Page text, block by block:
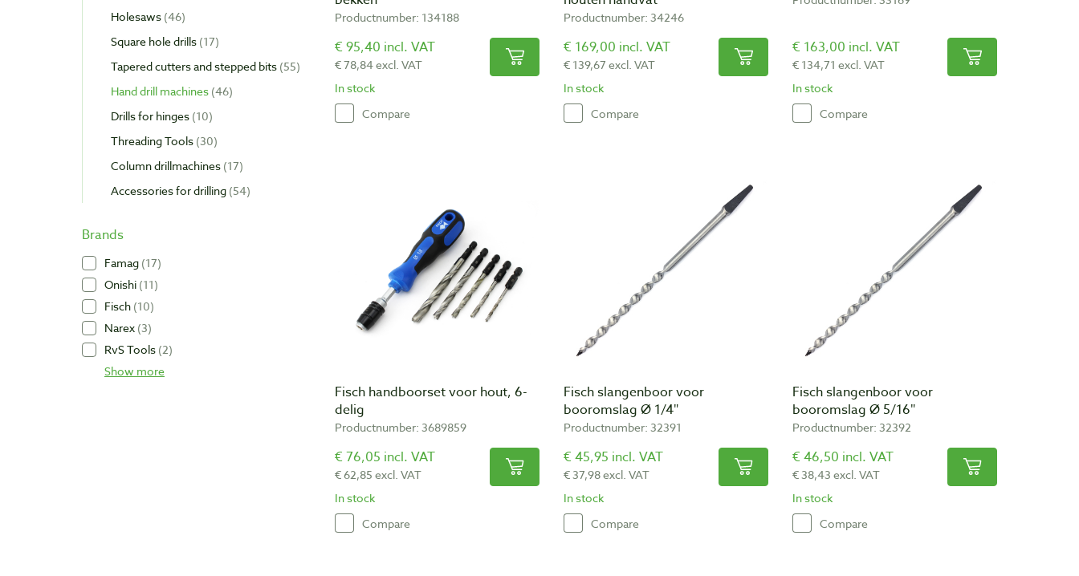
Holesaws 46
Square hole drills 17
Tapered cutters and stepped bits 55
Hand drill machines 46
Drills for hinges 10
Threading Tools 30
Column drillmachines 17
Accessories for drilling 54
Brands
Famag 17
Onishi 11
Fisch 10
Narex 3
RvS Tools 2
Show more
Productnumber: 134188
€ 95,40 incl. VAT
€ 78,84 excl. VAT
In stock
Compare
Productnumber: 34246
€ 169,00 incl. VAT
€ 139,67 excl. VAT
In stock
Compare
€ 163,00 incl. VAT
€ 134,71 excl. VAT
In stock
Compare
Fisch handboorset voor hout, 6-
delig
Productnumber: 3689859
€ 76,05 incl. VAT
€ 62,85 excl. VAT
In stock
Compare
Fisch slangenboor voor
booromslag Ø 1/4″
Productnumber: 32391
€ 45,95 incl. VAT
€ 37,98 excl. VAT
In stock
Compare
Fisch slangenboor voor
booromslag Ø 5/16″
Productnumber: 32392
€ 46,50 incl. VAT
€ 38,43 excl. VAT
In stock
Compare